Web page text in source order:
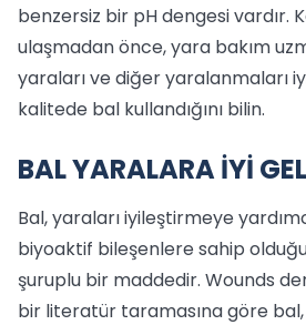
benzersiz bir pH dengesi vardır.
ulaşmadan önce, yara bakım
yaraları ve diğer yaralanmaları
kalitede bal kullandığını bilin.
BAL YARALARA İYİ
Bal, yaraları iyileştirmeye
biyoaktif bileşenlere sahip
şuruplu bir maddedir. Wounds
bir literatür taramasına göre